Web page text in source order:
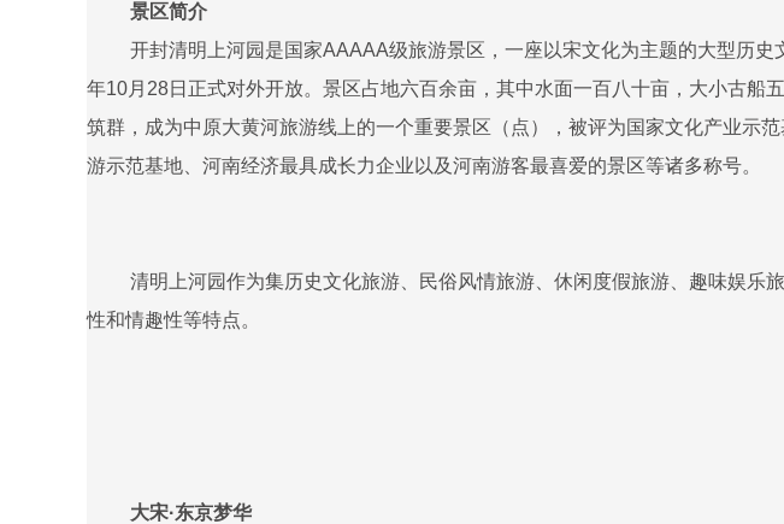
景区简介
开封清明上河园是国家AAAAA级旅游景区，一座以宋文化为主题的大型历
年10月28日正式对外开放。景区占地六百余亩，其中水面一百八十亩，大小古
筑群，成为中原大黄河旅游线上的一个重要景区（点），被评为国家文化产业示
游示范基地、河南经济最具成长力企业以及河南游客最喜爱的景区等诸多称号。
清明上河园作为集历史文化旅游、民俗风情旅游、休闲度假旅游、趣味娱
性和情趣性等特点。
大宋·东京梦华